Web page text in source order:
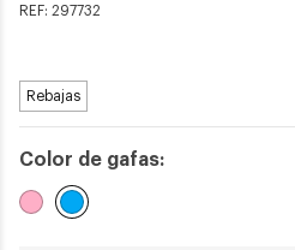
REF: 297732
Rebajas
Color de gafas: